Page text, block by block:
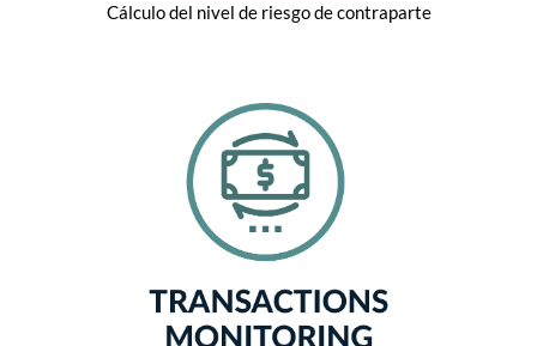
Cálculo del nivel de riesgo de contraparte